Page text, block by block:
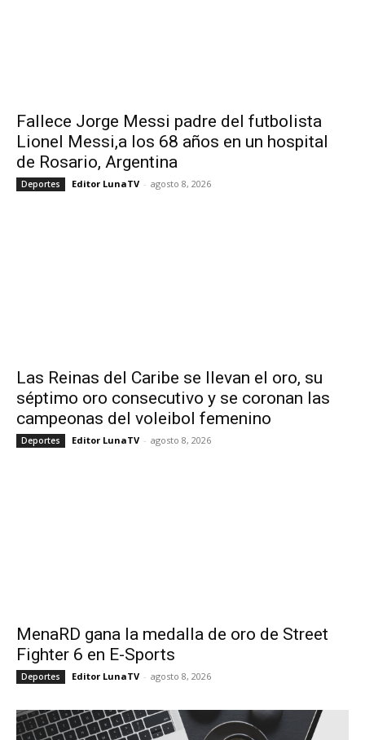
Fallece Jorge Messi padre del futbolista
Lionel Messi,a los 68 años en un hospital
de Rosario, Argentina
Deportes Editor LunaTV - agosto 8, 2026
Las Reinas del Caribe se llevan el oro, su
séptimo oro consecutivo y se coronan las
campeonas del voleibol femenino
Deportes Editor LunaTV - agosto 8, 2026
MenaRD gana la medalla de oro de Street
Fighter 6 en E-Sports
Deportes Editor LunaTV - agosto 8, 2026